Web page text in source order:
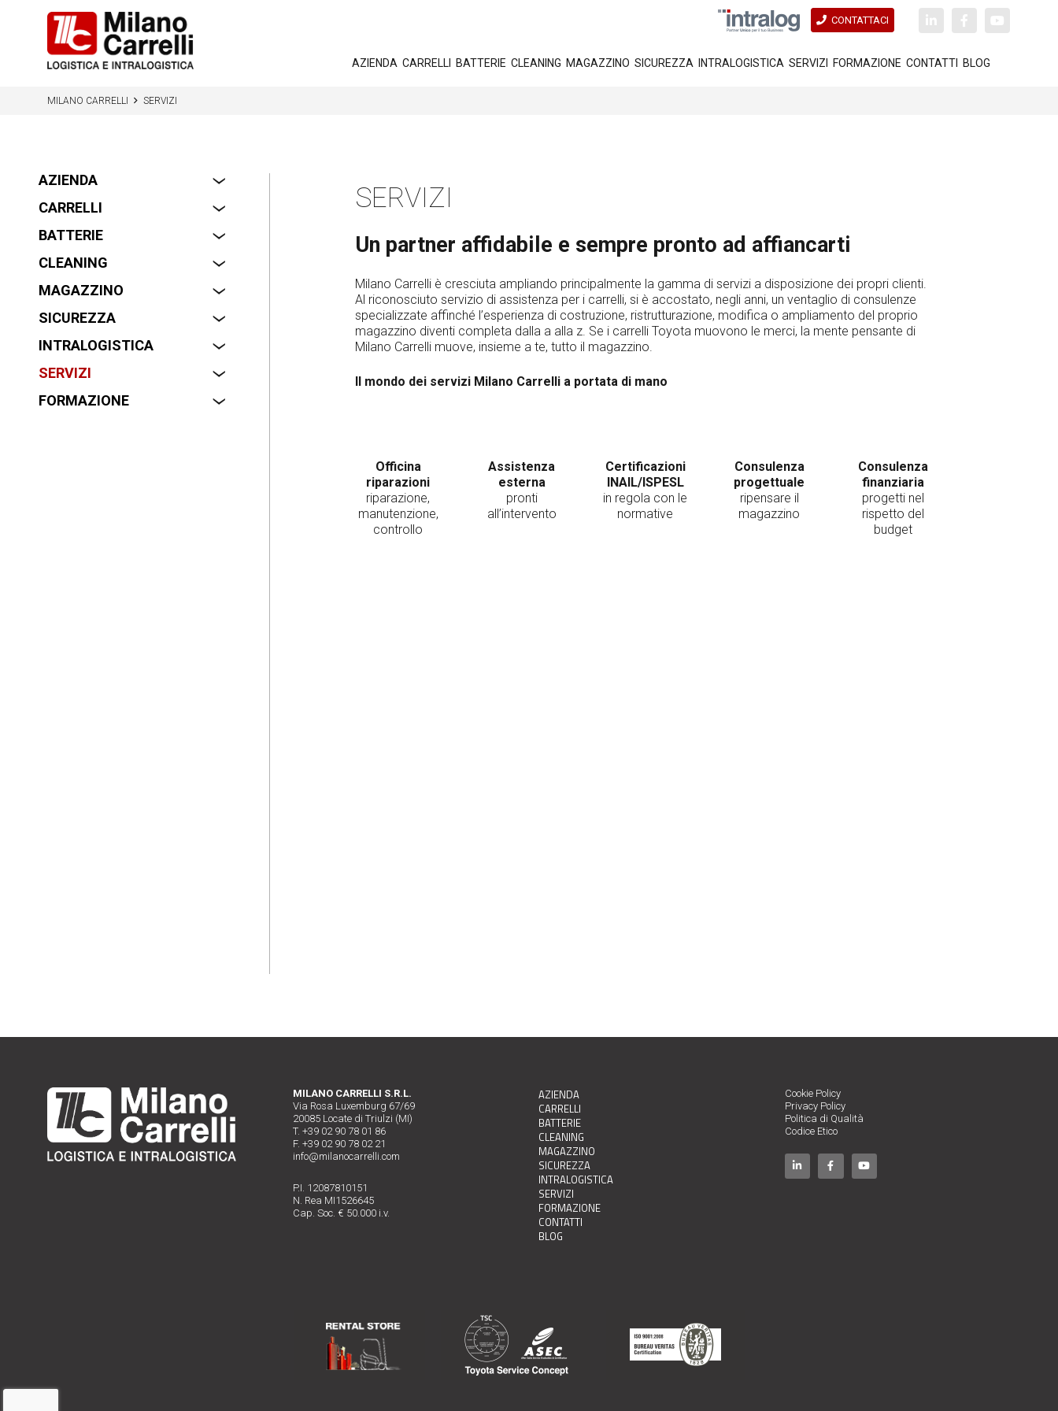
CONTATTACI
AZIENDA CARRELLI BATTERIE CLEANING MAGAZZINO SICUREZZA INTRALOGISTICA SERVIZI FORMAZIONE CONTATTI BLOG
‹
AZIENDA
‹
CARRELLI
‹
BATTERIE
‹
CLEANING
‹
MAGAZZINO
‹
SICUREZZA
‹
INTRALOGISTICA
‹
SERVIZI
‹
FORMAZIONE
MILANO CARRELLI SERVIZI
SERVIZI
Un partner affidabile e sempre pronto ad affiancarti
Milano Carrelli è cresciuta ampliando principalmente la gamma di servizi a disposizione dei propri clienti.
Al riconosciuto servizio di assistenza per i carrelli, si è accostato, negli anni, un ventaglio di consulenze
specializzate affinché l’esperienza di costruzione, ristrutturazione, modifica o ampliamento del proprio
magazzino diventi completa dalla a alla z. Se i carrelli Toyota muovono le merci, la mente pensante di
Milano Carrelli muove, insieme a te, tutto il magazzino.
Il mondo dei servizi Milano Carrelli a portata di mano
Officina
riparazioni
riparazione,
manutenzione,
controllo
Assistenza
esterna
pronti
all’intervento
Certificazioni
INAIL/ISPESL
in regola con le
normative
Consulenza
progettuale
ripensare il
magazzino
Consulenza
finanziaria
progetti nel
rispetto del
budget
MILANO CARRELLI S.R.L.
Via Rosa Luxemburg 67/69
20085 Locate di Triulzi (MI)
T. +39 02 90 78 01 86
F. +39 02 90 78 02 21
info@milanocarrelli.com
P.I. 12087810151
N. Rea MI1526645
Cap. Soc. € 50.000 i.v.
AZIENDA
CARRELLI
BATTERIE
CLEANING
MAGAZZINO
SICUREZZA
INTRALOGISTICA
SERVIZI
FORMAZIONE
CONTATTI
BLOG
Cookie Policy
Privacy Policy
Politica di Qualità
Codice Etico